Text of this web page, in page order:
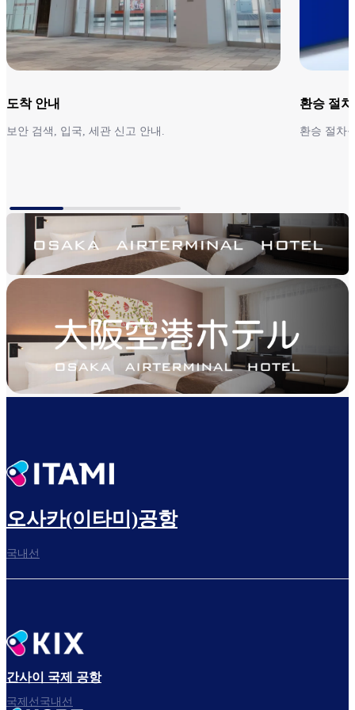
도착 안내
보안 검색, 입국, 세관 신고 안내.
환승 절
환승 절차
오사카(이타미)공항
국내선
간사이 국제 공항
국제선국내선